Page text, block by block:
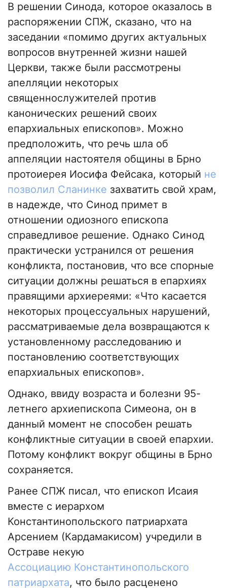
В решении Синода, которое оказалось в
распоряжении СПЖ, сказано, что на
заседании «помимо других актуальных
вопросов внутренней жизни нашей
Церкви, также были рассмотрены
апелляции некоторых
священнослужителей против
канонических решений своих
епархиальных епископов». Можно
предположить, что речь шла об
аппеляции настоятеля общины в Брно
протоиерея Иосифа Фейсака, который не
позволил Сланинке захватить свой храм,
в надежде, что Синод примет в
отношении одиозного епископа
справедливое решение. Однако Синод
практически устранился от решения
конфликта, постановив, что все спорные
ситуации должны решаться в епархиях
правящими архиереями: «Что касается
некоторых процессуальных нарушений,
рассматриваемые дела возвращаются к
установленному расследованию и
постановлению соответствующих
епархиальных епископов».
Однако, ввиду возраста и болезни 95-
летнего архиепископа Симеона, он в
данный момент не способен решать
конфликтные ситуации в своей епархии.
Потому конфликт вокруг общины в Брно
сохраняется.
Ранее СПЖ писал, что епископ Исаия
вместе с иерархом
Константинопольского патриархата
Арсением (Кардамакисом) учредили в
Остраве некую
Ассоциацию Константинопольского
патриархата, что было расценено